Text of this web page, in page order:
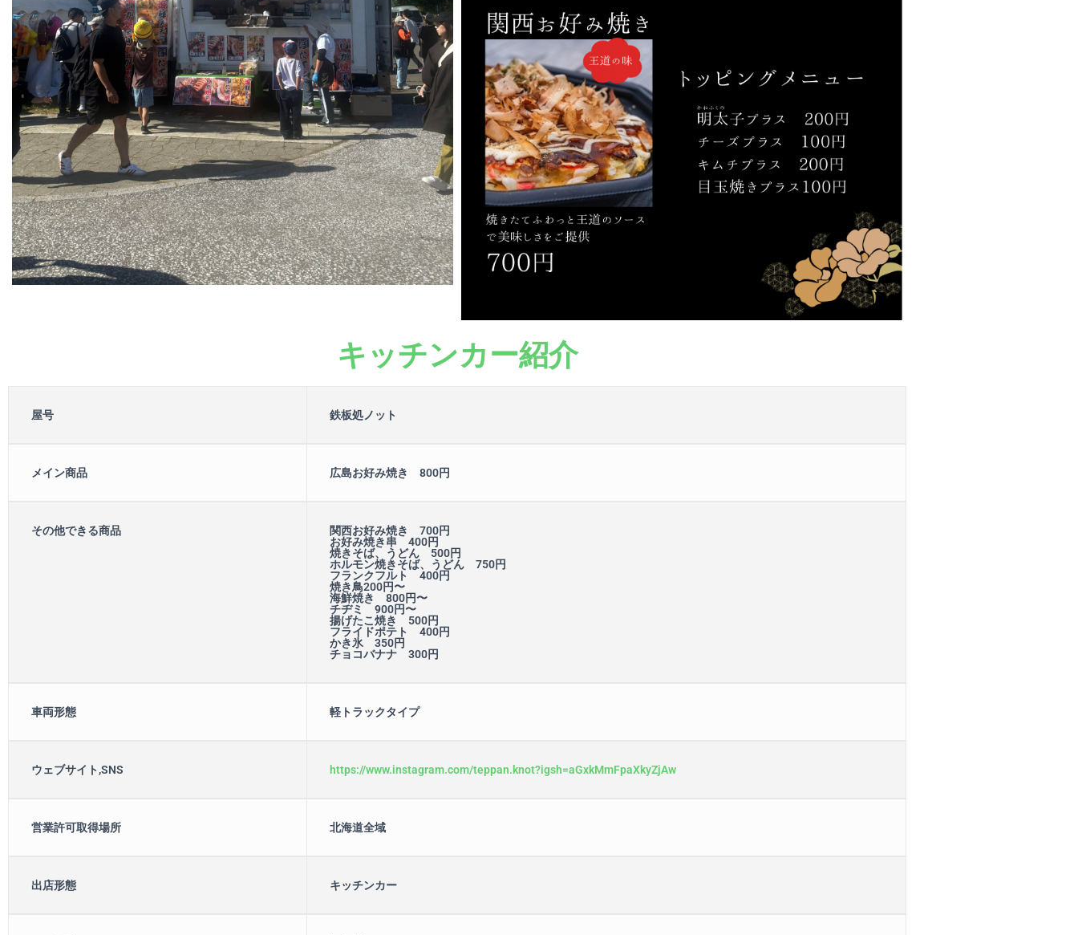
キッチンカー紹介
屋号 鉄板処ノット
メイン商品 広島お好み焼き 800円
その他できる商品
関西お好み焼き 700円
お好み焼き串 400円
焼きそば、うどん 500円
ホルモン焼きそば、うどん 750円
フランクフルト 400円
焼き鳥200円〜
海鮮焼き 800円〜
チヂミ 900円〜
揚げたこ焼き 500円
フライドポテト 400円
かき氷 350円
チョコバナナ 300円
車両形態 軽トラックタイプ
ウェブサイト,SNS https://www.instagram.com/teppan.knot?igsh=aGxkMmFpaXkyZjAw
営業許可取得場所 北海道全域
出店形態 キッチンカー